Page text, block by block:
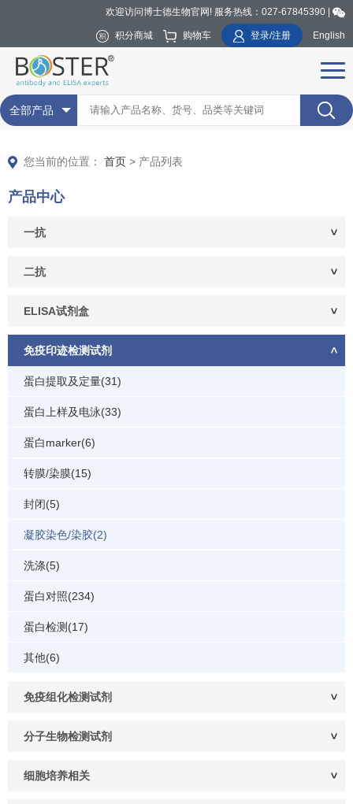
欢迎访问博士德生物官网! 服务热线：027-67845390 |
积分商城 购物车 登录/注册 English
全部产品
您当前的位置： 首页 > 产品列表
产品中心
一抗
二抗
ELISA试剂盒
免疫印迹检测试剂
蛋白提取及定量(31)
蛋白上样及电泳(33)
蛋白marker(6)
转膜/染膜(15)
封闭(5)
凝胶染色/染胶(2)
洗涤(5)
蛋白对照(234)
蛋白检测(17)
其他(6)
免疫组化检测试剂
分子生物检测试剂
细胞培养相关